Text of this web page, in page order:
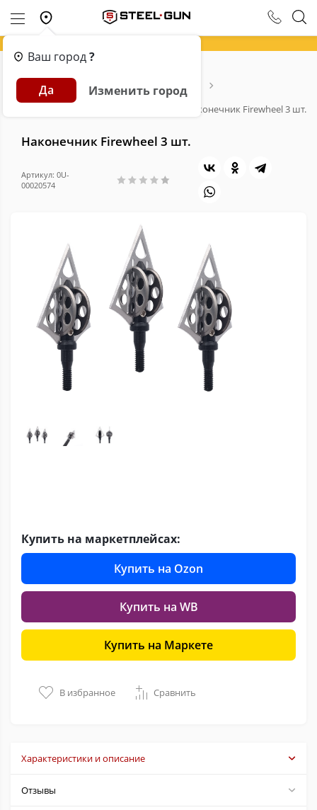
Ваш город?
Да Изменить город
Главная Каталог
Расходники для арбалетов и луков
Наконечник Firewheel 3 шт.
Наконечник Firewheel 3 шт.
Артикул: 0U-
00020574
Купить на маркетплейсах:
Купить на Ozon
Купить на WB
Купить на Маркете
В избранное Сравнить
Характеристики и описание
Отзывы